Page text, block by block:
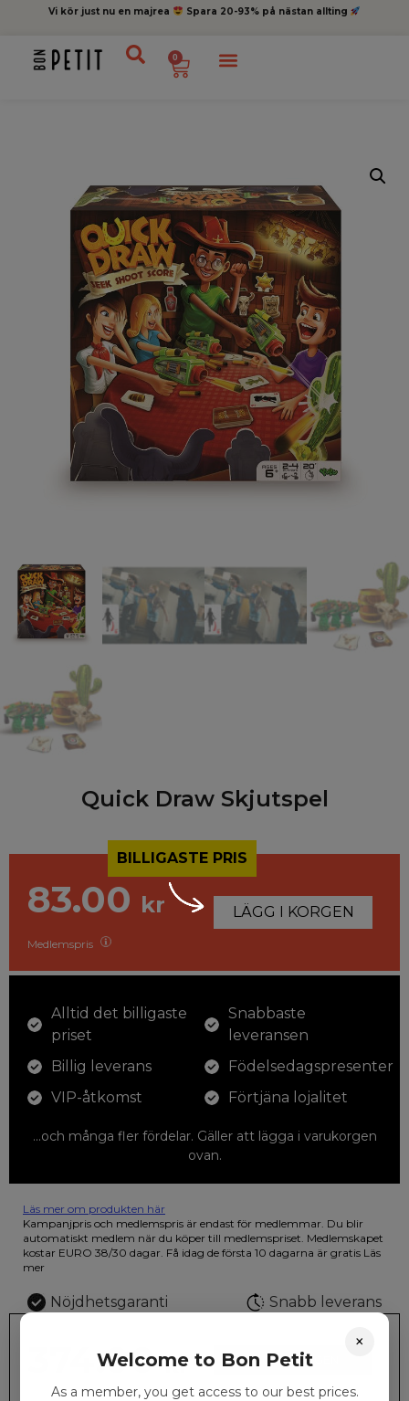
Vi kör just nu en majrea Spara 20-93% på nästan allting
0
Quick Draw Skjutspel
BILLIGASTE PRIS
83.00 kr
Medlemspris
LÄGG I KORGEN
Alltid det billigaste
priset
Billig leverans
VIP-åtkomst
Snabbaste
leveransen
Födelsedagspresenter
Förtjäna lojalitet
...och många fler fördelar. Gäller att lägga i varukorgen
ovan.
Läs mer om produkten här
12 färgpennor som du kan färglägga dina teckningar med. På
illustrationen på den vackra askan finns fjärilar i vilda fluorescerande
färger.
Kampanjpris och medlemspris är endast för medlemmar. Du blir
automatiskt medlem när du köper till medlemspriset. Medlemskapet
kostar EURO 38/30 dagar. Få idag de första 10 dagarna är gratis Läs
mer
Nöjdhetsgaranti Snabb leverans
374.00 kr LÄGG I KORGEN
×
Welcome to Bon Petit
As a member, you get access to our best prices.